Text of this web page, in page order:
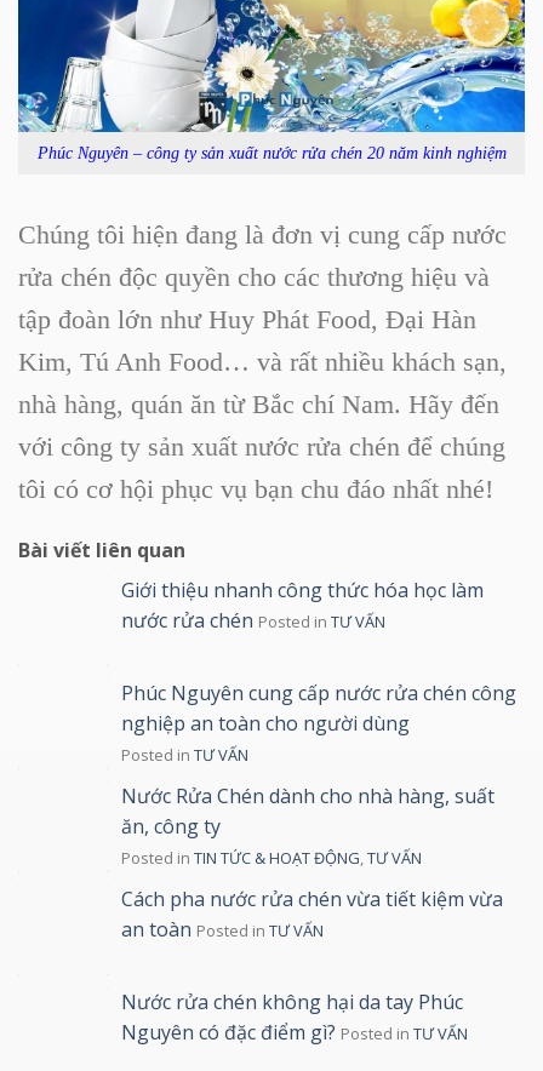
Phúc Nguyên – công ty sản xuất nước rửa chén 20 năm kinh nghiệm
Chúng tôi hiện đang là đơn vị cung cấp nước
rửa chén độc quyền cho các thương hiệu và
tập đoàn lớn như Huy Phát Food, Đại Hàn
Kim, Tú Anh Food… và rất nhiều khách sạn,
nhà hàng, quán ăn từ Bắc chí Nam. Hãy đến
với công ty sản xuất nước rửa chén để chúng
tôi có cơ hội phục vụ bạn chu đáo nhất nhé!
Bài viết liên quan
Giới thiệu nhanh công thức hóa học làm
nước rửa chén Posted in TƯ VẤN
Phúc Nguyên cung cấp nước rửa chén công
nghiệp an toàn cho người dùng
Posted in TƯ VẤN
Nước Rửa Chén dành cho nhà hàng, suất
ăn, công ty
Posted in TIN TỨC & HOẠT ĐỘNG,TƯ VẤN
Cách pha nước rửa chén vừa tiết kiệm vừa
an toàn Posted in TƯ VẤN
Nước rửa chén không hại da tay Phúc
Nguyên có đặc điểm gì? Posted in TƯ VẤN